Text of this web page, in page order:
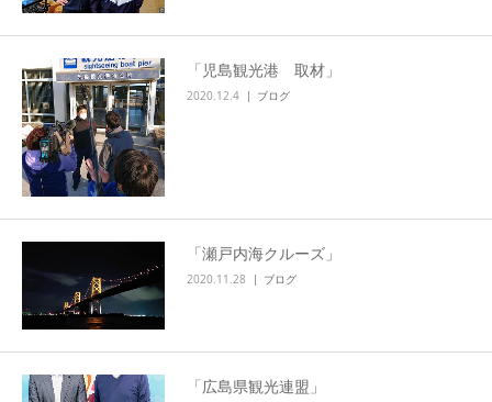
「児島観光港 取材」
2020.12.4 ブログ
「瀬戸内海クルーズ」
2020.11.28 ブログ
「広島県観光連盟」